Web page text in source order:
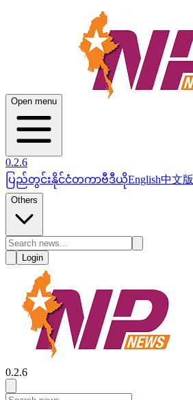
Open menu
0.2.6
ပြည်တွင်းနိုင်ငံတကာဗီဒီယိုEnglish中文版
Others
Login
0.2.6